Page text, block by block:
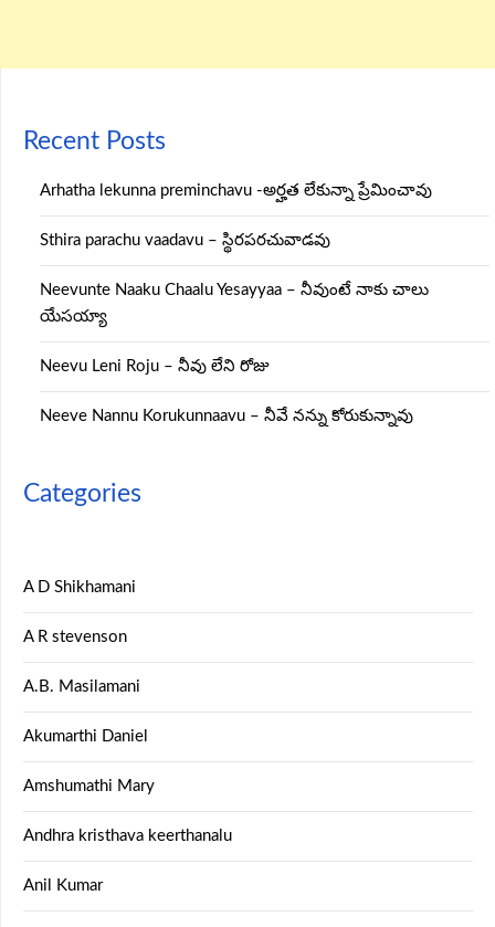
Recent Posts
Arhatha lekunna preminchavu -అర్హత లేకున్నా ప్రేమించావు
Sthira parachu vaadavu – స్థిరపరచువాడవు
Neevunte Naaku Chaalu Yesayyaa – నీవుంటే నాకు చాలు
యేసయ్యా
Neevu Leni Roju – నీవు లేని రోజు
Neeve Nannu Korukunnaavu – నీవే నన్ను కోరుకున్నావు
Categories
A D Shikhamani
A R stevenson
A.B. Masilamani
Akumarthi Daniel
Amshumathi Mary
Andhra kristhava keerthanalu
Anil Kumar